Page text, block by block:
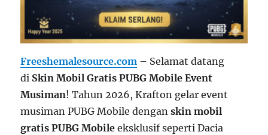
Freeshemalesource.com – Selamat datang
di Skin Mobil Gratis PUBG Mobile Event
Musiman! Tahun 2026, Krafton gelar event
musiman PUBG Mobile denganskin mobil
gratis PUBG Mobile eksklusif seperti Dacia